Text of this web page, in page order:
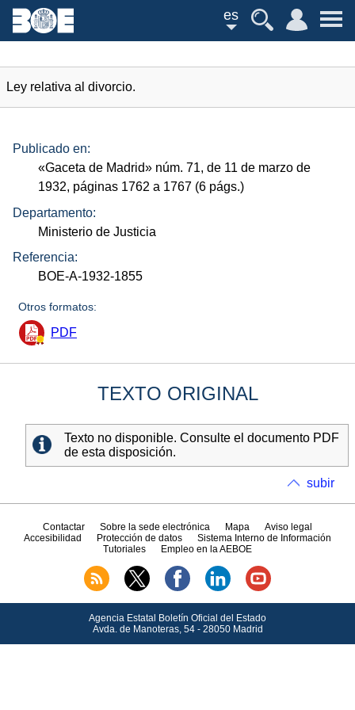
es
Ley relativa al divorcio.
Publicado en:
«Gaceta de Madrid» núm. 71, de 11 de marzo de
1932, páginas 1762 a 1767 (6 págs.)
Departamento:
Ministerio de Justicia
Referencia:
BOE-A-1932-1855
Otros formatos:
PDF
TEXTO ORIGINAL
Texto no disponible. Consulte el documento PDF
de esta disposición.
subir
Contactar Sobre la sede electrónica Mapa
Aviso legal
Accesibilidad
Protección de datos
Sistema Interno de Información
Tutoriales
Empleo en la AEBOE
Agencia Estatal Boletín Oficial del Estado
Avda.de Manoteras, 54 - 28050 Madrid